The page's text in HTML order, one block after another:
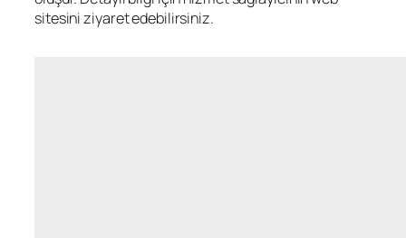
sitesini ziyaret edebilirsiniz.